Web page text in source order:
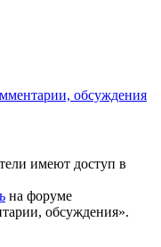
обсуждения
имеют доступ в
на форуме
обсуждения».